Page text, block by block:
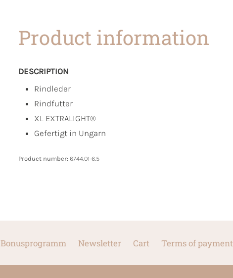
Product information
DESCRIPTION
Rindleder
Rindfutter
XL EXTRALIGHT®
Gefertigt in Ungarn
Product number: 6744.01-6.5
Bonusprogramm Newsletter Cart Terms of payment